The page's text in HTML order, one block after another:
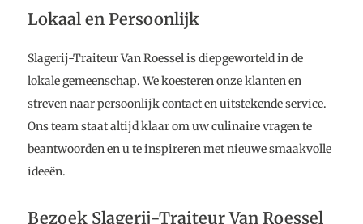
Lokaal en Persoonlijk
Slagerij-Traiteur Van Roessel is diepgeworteld in de
lokale gemeenschap. We koesteren onze klanten en
streven naar persoonlijk contact en uitstekende service.
Ons team staat altijd klaar om uw culinaire vragen te
beantwoorden en u te inspireren met nieuwe smaakvolle
ideeën.
Bezoek Slagerij-Traiteur Van Roessel